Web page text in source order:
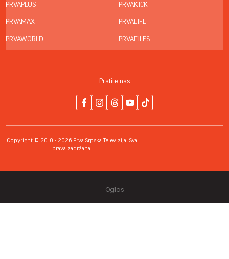
PRVAPLUS
PRVAMAX
PRVAWORLD
PRVAKICK
PRVALIFE
PRVAFILES
Pratite nas
Copyright © 2010 - 2026 Prva Srpska Televizija. Sva
prava zadržana.